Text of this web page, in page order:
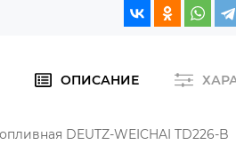
ОПИСАНИЕ
DEUTZ-WEICHAI TD226-B